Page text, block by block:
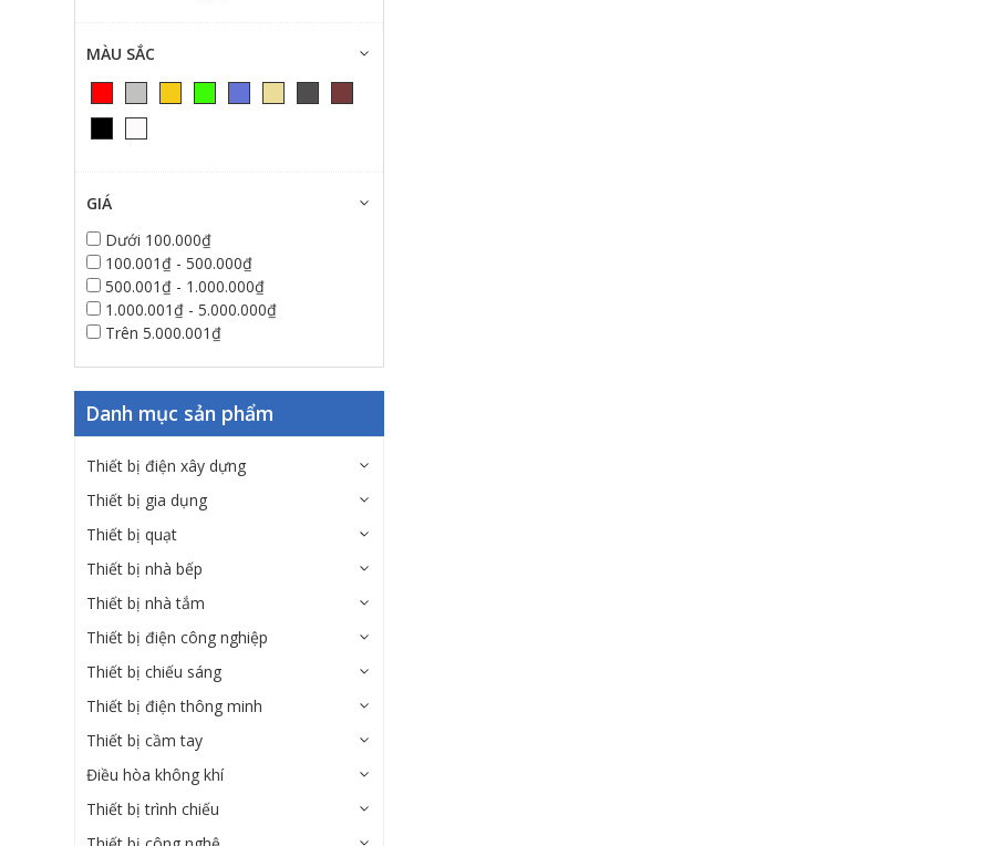
MÀU SẮC
GIÁ
Dưới 100.000₫
100.001₫ - 500.000₫
500.001₫ - 1.000.000₫
1.000.001₫ - 5.000.000₫
Trên 5.000.001₫
Danh mục sản phẩm
Thiết bị điện xây dựng
Thiết bị gia dụng
Thiết bị quạt
Thiết bị nhà bếp
Thiết bị nhà tắm
Thiết bị điện công nghiệp
Thiết bị chiếu sáng
Thiết bị điện thông minh
Thiết bị cầm tay
Điều hòa không khí
Thiết bị trình chiếu